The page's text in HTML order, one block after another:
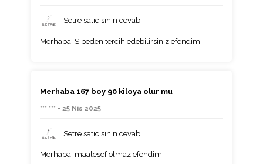
Setre satıcısının cevabı
Merhaba, S beden tercih edebilirsiniz efendim.
Merhaba 167 boy 90 kiloya olur mu
*** *** - 25 Nis 2025
Setre satıcısının cevabı
Merhaba, maalesef olmaz efendim.